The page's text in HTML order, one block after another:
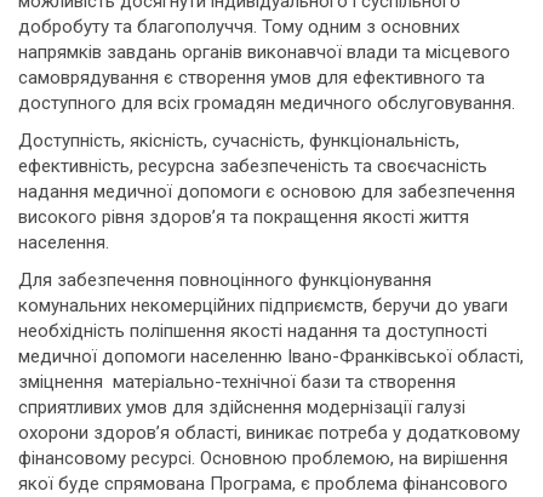
добробуту та благополуччя. Тому одним з основних
напрямків завдань органів виконавчої влади та місцевого
самоврядування є створення умов для ефективного та
доступного для всіх громадян медичного обслуговування.
Доступність, якісність, сучасність, функціональність,
ефективність, ресурсна забезпеченість та своєчасність
надання медичної допомоги є основою для забезпечення
високого рівня здоров’я та покращення якості життя
населення.
Для забезпечення повноцінного функціонування
комунальних некомерційних підприємств, беручи до уваги
необхідність поліпшення якості надання та доступності
медичної допомоги населенню Івано-Франківської області,
зміцнення матеріально-технічної бази та створення
сприятливих умов для здійснення модернізації галузі
охорони здоров’я області, виникає потреба у додатковому
фінансовому ресурсі. Основною проблемою, на вирішення
якої буде спрямована Програма, є проблема фінансового